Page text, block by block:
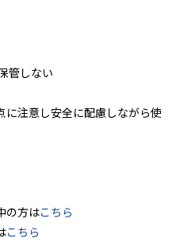
管しない
注意し安全に配慮しながら使
の方はこちら
こちら